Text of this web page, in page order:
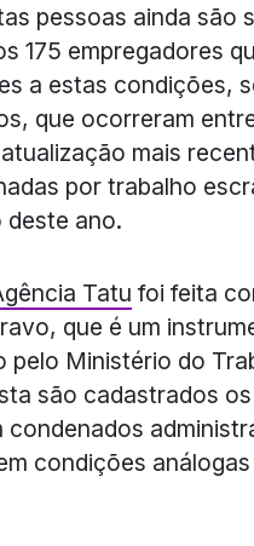
pessoas ainda são
175 empregadores
a estas condições,
que ocorreram entre
mais
por trabalho
deste ano.
Tatu foi feita
que é um
pelo Ministério do
são cadastrados os
condenados
condições análogas